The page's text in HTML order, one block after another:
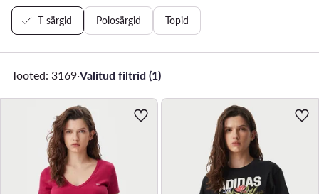
T-särgid Polosärgid Topid
Tooted: 3169·Valitud filtrid (1)